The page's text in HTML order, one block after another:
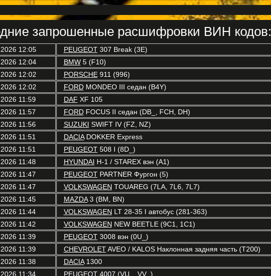
запрошенные расшифровки ВИН кодов:
12:05 PEUGEOT307 Break (3E)
12:04 BMW5 (F10)
12:02 PORSCHE911 (996)
12:02 FORDMONDEO III седан (B4Y)
11:59 DAF XF 105
11:57 FORDFOCUS II седан (DB_, FCH, DH)
11:56 SUZUKI SWIFT IV (FZ, NZ)
11:51 DACIADOKKER Express
11:51 PEUGEOT508 I (8D_)
11:48 HYUNDAI H-1 / STAREX вэн (A1)
11:47 PEUGEOTPARTNER Фургон (5)
11:47 VOLKSWAGEN TOUAREG (7LA, 7L6, 7L7)
11:45 MAZDA3 (BM, BN)
11:44 VOLKSWAGEN LT 28-35 I автобус (281-363)
11:42 VOLKSWAGEN NEW BEETLE (9C1, 1C1)
11:39 PEUGEOT3008 вэн (0U_)
11:39 CHEVROLETAVEO / KALOS Наклонная задняя часть (T200)
11:38 DACIA1300
11:34 PEUGEOT4007 (VU_, VV_)